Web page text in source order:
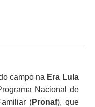
campo na Era Lula
Nacional de
(Pronaf), que